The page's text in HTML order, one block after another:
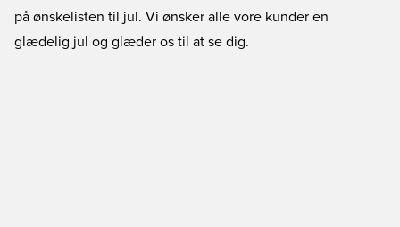
på ønskelisten til jul. Vi ønsker alle vore kunder en
glædelig jul og glæder os til at se dig.